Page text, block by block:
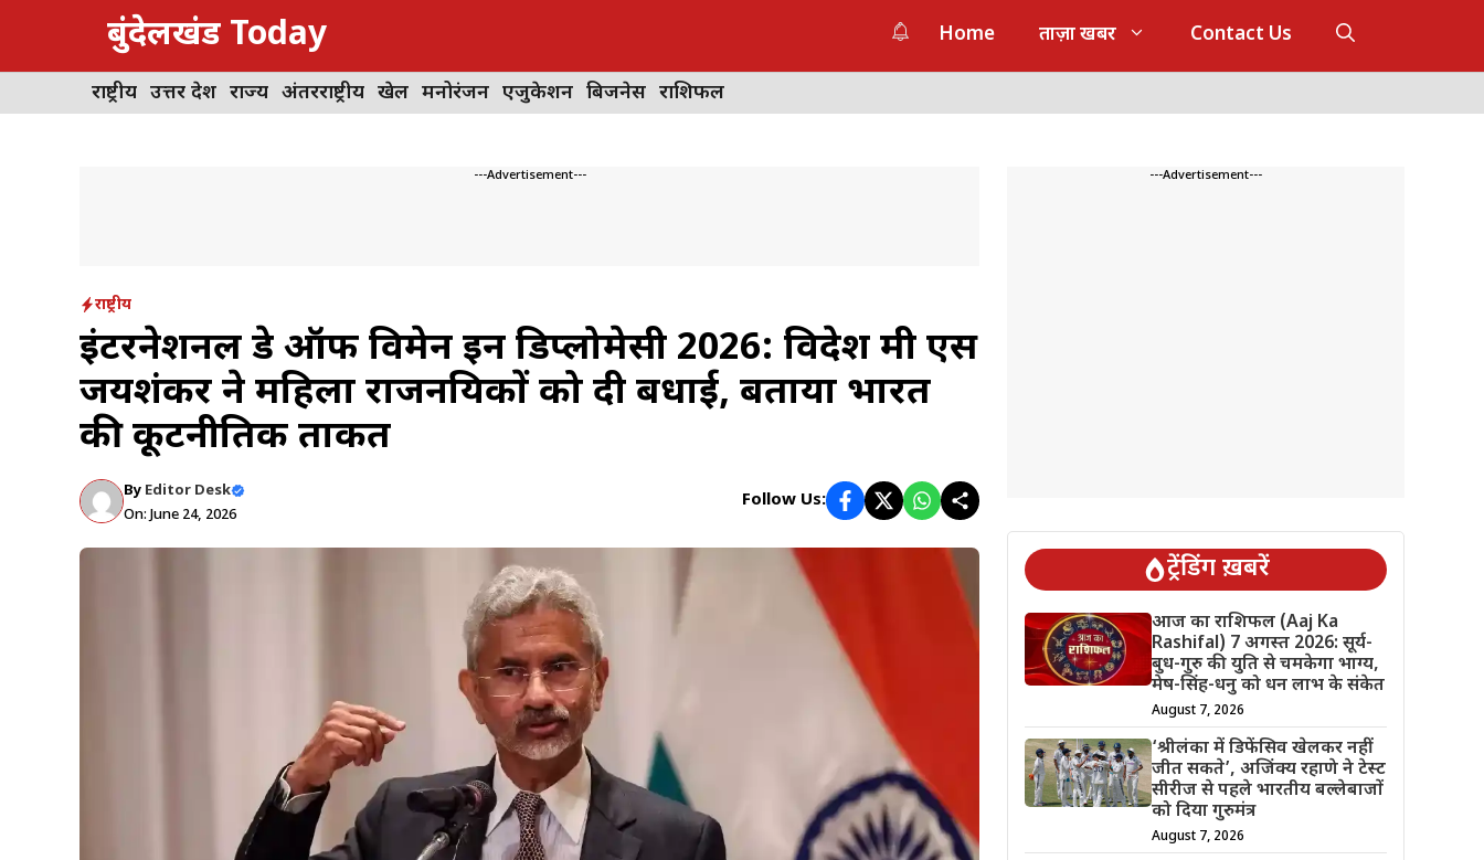
content
बुंदेलखंड Today Home ताज़ा खबर Contact Us
राष्ट्रीय उत्तर प्रदेश राज्य अंतरराष्ट्रीय खेल मनोरंजन एजुकेशन बिजनेस राशिफल
---Advertisement---
राष्ट्रीय
इंटरनेशनल डे ऑफ विमेन इन डिप्लोमेसी 2026: विदेश मंत्री एस
जयशंकर ने महिला राजनयिकों को दी बधाई, बताया भारत
की कूटनीतिक ताकत
By Editor Desk
On: June 24, 2026
Follow Us:
---Advertisement---
ट्रेंडिंग ख़बरें
आज का राशिफल (Aaj Ka
Rashifal) 7 अगस्त 2026: सूर्य-
बुध-गुरु की युति से चमकेगा भाग्य,
मेष-सिंह-धनु को धन लाभ के संकेत
August 7, 2026
‘श्रीलंका में डिफेंसिव खेलकर नहीं
जीत सकते’, अजिंक्य रहाणे ने टेस्ट
सीरीज से पहले भारतीय बल्लेबाजों
को दिया गुरुमंत्र
August 7, 2026